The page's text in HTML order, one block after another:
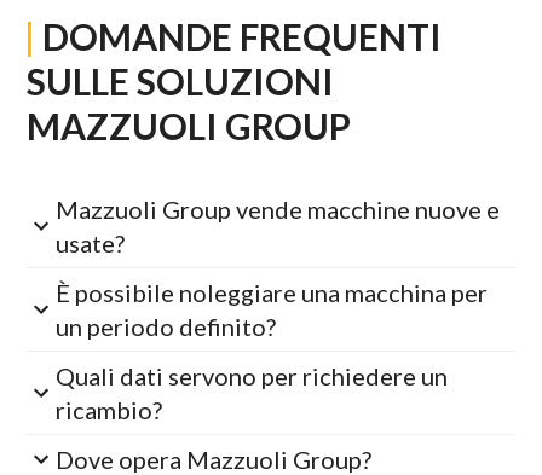
| DOMANDE FREQUENTI
SULLE SOLUZIONI
MAZZUOLI GROUP
Mazzuoli Group vende macchine nuove e
usate?
È possibile noleggiare una macchina per
un periodo definito?
Quali dati servono per richiedere un
ricambio?
Dove opera Mazzuoli Group?